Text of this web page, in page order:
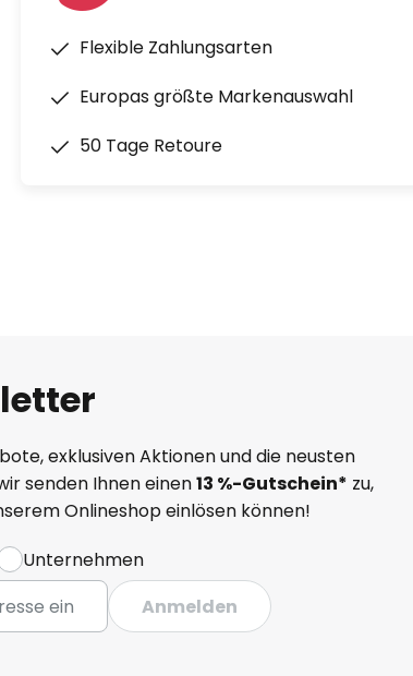
Flexible Zahlungsarten
Europas größte Markenauswahl
50 Tage Retoure
exklusiven Aktionen und die neusten
senden Ihnen einen13 %-Gutschein* zu,
Onlineshop einlösen können!
Unternehmen
Anmelden